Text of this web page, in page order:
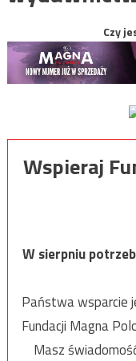
Czy
Wspieraj
W sierpniu
Państwa wsparcie
Fundacji Magna
Masz